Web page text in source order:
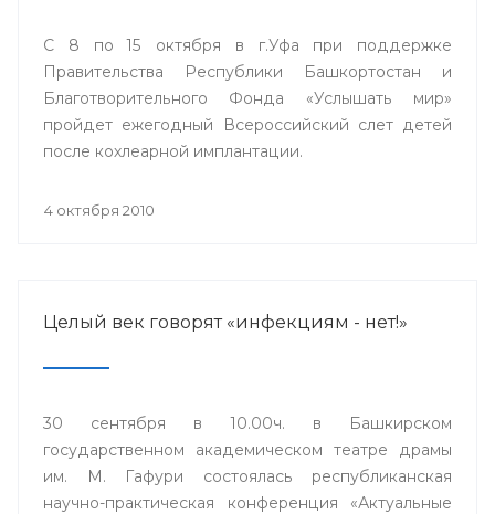
С 8 по 15 октября в г.Уфа при поддержке
Правительства Республики Башкортостан и
Благотворительного Фонда «Услышать мир»
пройдет ежегодный Всероссийский слет детей
после кохлеарной имплантации.
4 октября 2010
Целый век говорят «инфекциям - нет!»
30 сентября в 10.00ч. в Башкирском
государственном академическом театре драмы
им. М. Гафури состоялась республиканская
научно-практическая конференция «Актуальные